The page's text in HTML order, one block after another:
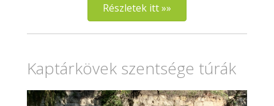
Részletek itt »»
Kaptárkövek szentsége túrák